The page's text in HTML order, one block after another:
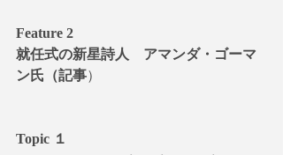
Feature 2
就任式の新星詩人　アマンダ・ゴーマ
ン氏（記事）
Topic １